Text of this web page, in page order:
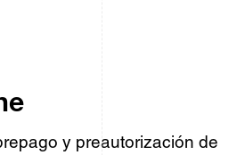
y preautorización de